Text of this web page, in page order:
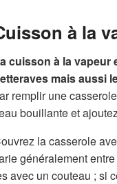
à la
cuisson à la vapeur
mais aussi
remplir une
bouillante et
la casserole
généralement
avec un couteau ; si